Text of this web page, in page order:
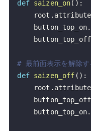
def saizen_on( ) :
    root
.
    button_top_on
.
    button_top_off
# 最前面表示を解除す
def saizen_off ( ) :
    root
.
    button_top_off
    button_top_on
.